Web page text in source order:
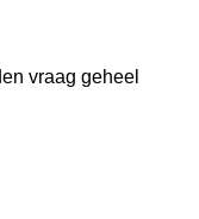
vraag geheel